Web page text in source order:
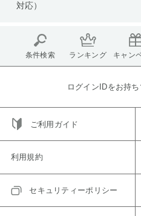
対応）
条件検索 ランキング キャン
ログインIDをお持
ご利用ガイド
利用規約
セキュリティーポリシー